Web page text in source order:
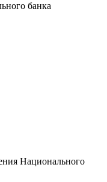
банка
Национального